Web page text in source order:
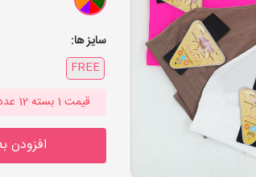
سایز ها:
FREE
قیمت 1 بسته 12 عددی
افزودن